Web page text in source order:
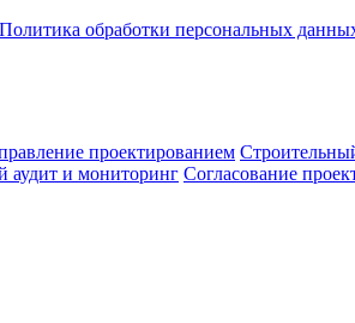
Политика обработки персональных
проектированием
аудит и мониторинг Согласование